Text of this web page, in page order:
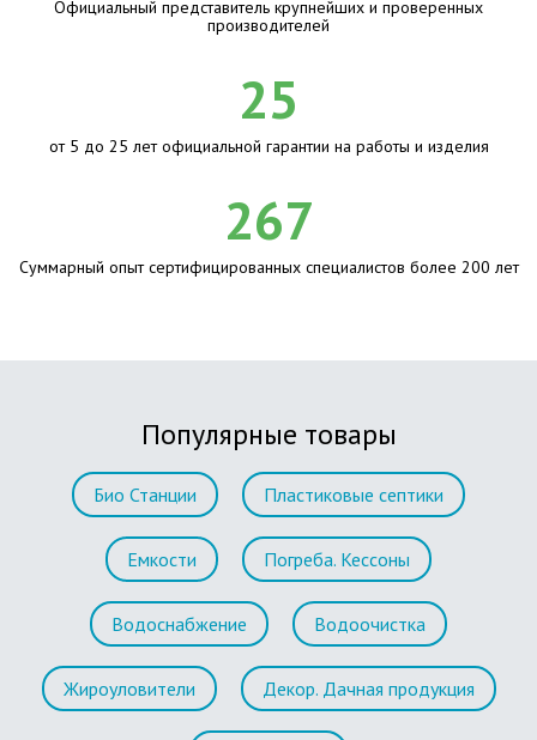
Официальный представитель крупнейших и проверенных
производителей
25
от 5 до 25 лет официальной гарантии на работы и изделия
267
Суммарный опыт сертифицированных специалистов более 200 лет
Популярные товары
Био Станции Пластиковые септики
Емкости Погреба. Кессоны
Водоснабжение Водоочистка
Жироуловители Декор. Дачная продукция